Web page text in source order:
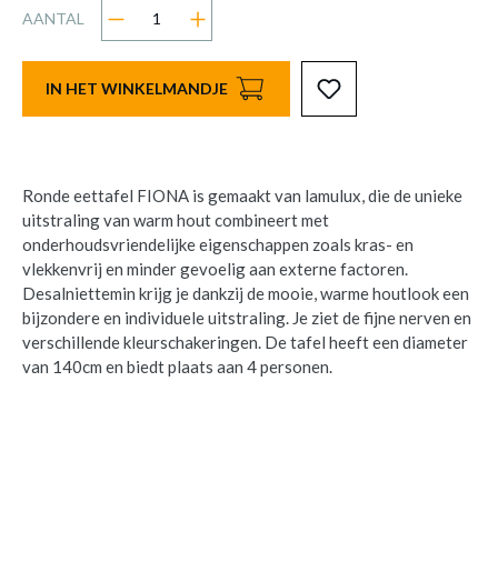
AANTAL
IN HET WINKELMANDJE
Ronde eettafel FIONA is gemaakt van lamulux, die de unieke
uitstraling van warm hout combineert met
onderhoudsvriendelijke eigenschappen zoals kras- en
vlekkenvrij en minder gevoelig aan externe factoren.
Desalniettemin krijg je dankzij de mooie, warme houtlook een
bijzondere en individuele uitstraling. Je ziet de fijne nerven en
verschillende kleurschakeringen. De tafel heeft een diameter
van 140cm en biedt plaats aan 4 personen.